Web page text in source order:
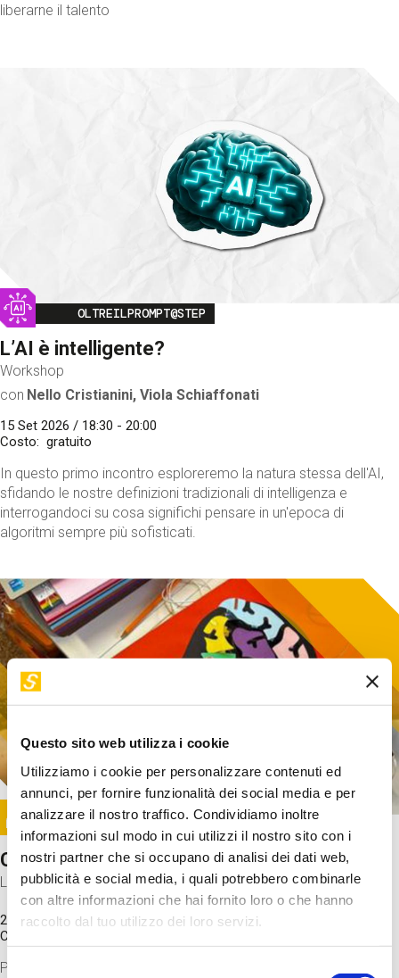
Questo sito web utilizza i cookie
Utilizziamo i cookie per personalizzare contenuti ed
annunci, per fornire funzionalità dei social media e per
analizzare il nostro traffico. Condividiamo inoltre
informazioni sul modo in cui utilizzi il nostro sito con i
nostri partner che si occupano di analisi dei dati web,
pubblicità e social media, i quali potrebbero combinarle
con altre informazioni che hai fornito loro o che hanno
raccolto dal tuo utilizzo dei loro servizi.
Selezione
liberarne il talento
Image
OLTREILPROMPT@STEP
L’AI è intelligente?
Workshop
con Nello Cristianini, Viola Schiaffonati
15 Set 2026 / 18:30 - 20:00
Costo
gratuito
In questo primo incontro esploreremo la natura stessa dell'AI,
sfidando le nostre definizioni tradizionali di intelligenza e
interrogandoci su cosa significhi pensare in un'epoca di
algoritmi sempre più sofisticati.
Image
SUNDAY@STEP
Come funziona il cervello?
Laboratorio
20 Set 2026 / 11:15 - 13:00
Costo
Proveremo a costruire un cervello in cartoncino cercando di